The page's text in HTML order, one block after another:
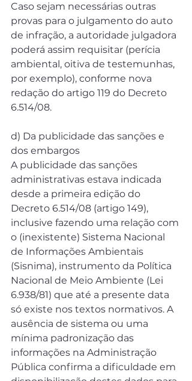
Caso sejam necessárias outras
provas para o julgamento do auto
de infração, a autoridade julgadora
poderá assim requisitar (perícia
ambiental, oitiva de testemunhas,
por exemplo), conforme nova
redação do artigo 119 do Decreto
6.514/08.
d) Da publicidade das sanções e
dos embargos
A publicidade das sanções
administrativas estava indicada
desde a primeira edição do
Decreto 6.514/08 (artigo 149),
inclusive fazendo uma relação com
o (inexistente) Sistema Nacional
de Informações Ambientais
(Sisnima), instrumento da Política
Nacional de Meio Ambiente (Lei
6.938/81) que até a presente data
só existe nos textos normativos. A
ausência de sistema ou uma
mínima padronização das
informações na Administração
Pública confirma a dificuldade em